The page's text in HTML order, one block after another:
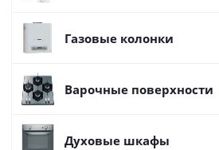
Газовые колонки
Варочные поверхности
Духовые шкафы